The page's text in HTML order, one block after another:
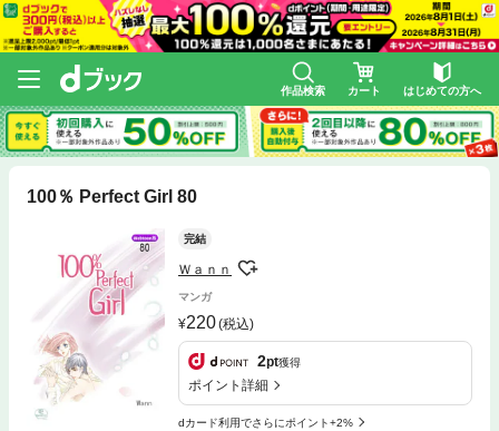
作品検索 カート はじめての方へ
100％ Perfect Girl 80
完結
Ｗａｎｎ
マンガ
220(税込)
2pt獲得
ポイント詳細
dカード利用でさらにポイント+2%